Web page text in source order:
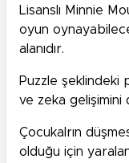
Lisanslı Minnie
oyun
alanıdır.
Puzzle şeklindeki
ve zeka gelişimini
Çocukalrın
olduğu için